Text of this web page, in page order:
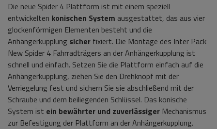
Die neue Spider 4 Plattform ist mit einem speziell
entwickelten konischen System ausgestattet, das aus vier
glockenförmigen Elementen besteht und die
Anhängerkupplung sicher fixiert. Die Montage des Inter Pack
New Spider 4 Fahrradträgers an der Anhängerkupplung ist
schnell und einfach. Setzen Sie die Plattform einfach auf die
Anhängerkupplung, ziehen Sie den Drehknopf mit der
Verriegelung fest und sichern Sie sie abschließend mit der
Schraube und dem beiliegenden Schlüssel. Das konische
System ist ein bewährter und zuverlässiger Mechanismus
zur Befestigung der Plattform an der Anhängerkupplung.